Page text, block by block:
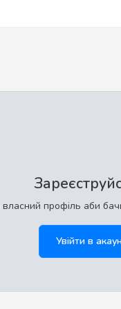
профіль аби
Увійти в